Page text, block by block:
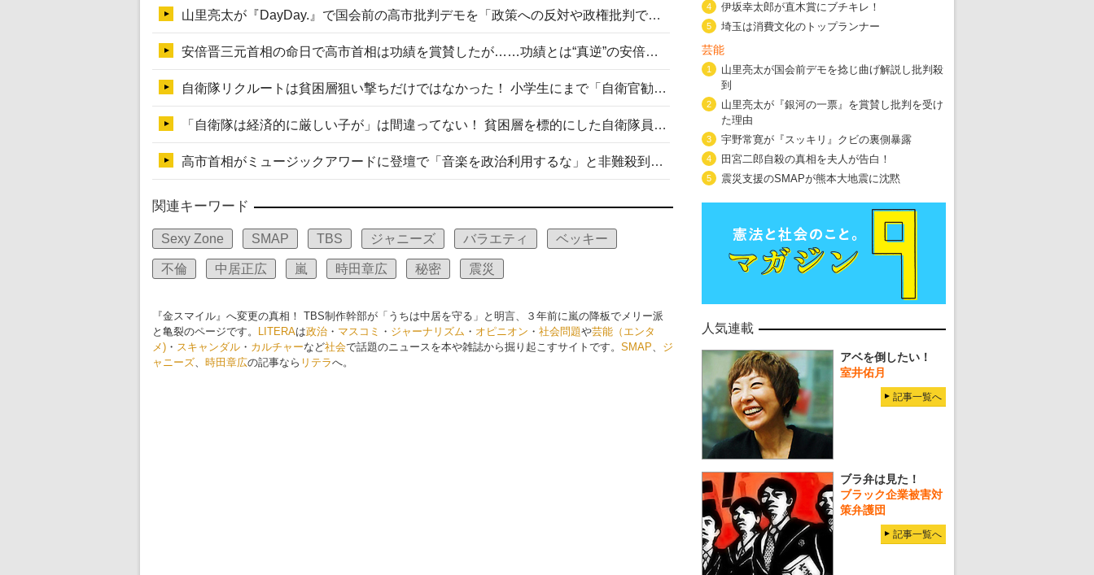
山里亮太が『DayDay.』で国会前の高市批判デモを「政策への反対や政権批判でない」と捻じ曲げ解説 デモ参加者から批判殺到
安倍晋三元首相の命日で高市首相は功績を賞賛したが……功績とは“真逆”の安倍元首相のトンデモ発言を振り返る
自衛隊リクルートは貧困層狙い撃ちだけではなかった！ 小学生にまで「自衛官勧誘」目的のパンフレット作成
「自衛隊は経済的に厳しい子が」は間違ってない！ 貧困層を標的にした自衛隊員募集、やす子、山上被告も…日本でも進む“経済的徴兵制”
高市首相がミュージックアワードに登壇で「音楽を政治利用するな」と非難殺到！ MAJの国策的本質を批判する声も
関連キーワード
Sexy Zone SMAP TBS ジャニーズ バラエティ ベッキー
不倫 中居正広 嵐 時田章広 秘密 震災
『金スマイル』へ変更の真相！ TBS制作幹部が「うちは中居を守る」と明言、３年前に嵐の降板でメリー派
と亀裂のページです。
LITERAは政治 ・ マスコミ ・ ジャーナリズム ・ オピニオン ・ 社会問題や芸能（エンタ
メ) ・ スキャンダル ・ カルチャーなど社会で話題のニュースを本や雑誌から掘り起こすサイトです。 SMAP、 ジ
ャニーズ、 時田章広の記事なら リテラへ。
4 伊坂幸太郎が直木賞にブチキレ！
5 埼玉は消費文化のトップランナー
芸能
1
山里亮太が国会前デモを捻じ曲げ解説し批判殺
到
2
山里亮太が『銀河の一票』を賞賛し批判を受け
た理由
3 宇野常寛が『スッキリ』クビの裏側暴露
4 田宮二郎自殺の真相を夫人が告白！
5 震災支援のSMAPが熊本大地震に沈黙
人気連載
アベを倒したい！
室井佑月
記事一覧へ
ブラ弁は見た！
ブラック企業被害対
策弁護団
記事一覧へ